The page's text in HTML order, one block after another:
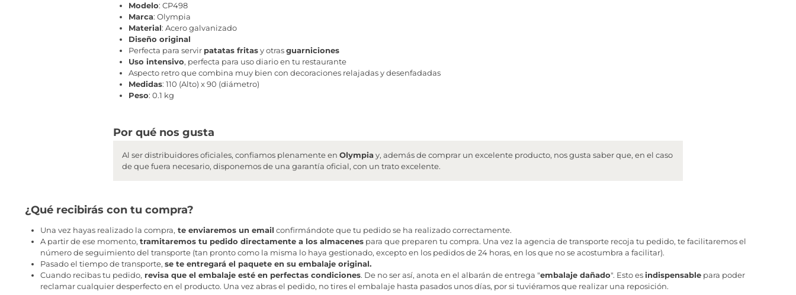
Modelo: CP498
Marca: Olympia
Material: Acero galvanizado
Diseño original
Perfecta para servir patatas fritasy otrasguarniciones
Uso intensivo, perfecta para uso diario en tu restaurante
Aspecto retro que combina muy bien con decoraciones relajadas y desenfadadas
Medidas: 110 (Alto) x 90 (diámetro)
Peso: 0.1 kg
Por qué nos gusta
Al ser distribuidores oficiales, confiamos plenamente en Olympia y, además de comprar un excelente producto, nos gusta saber que, en el caso
de que fuera necesario, disponemos de una garantía oficial, con un trato excelente.
¿Qué recibirás con tu compra?
Una vez hayas realizado la compra, te enviaremos un email confirmándote que tu pedido se ha realizado correctamente.
A partir de ese momento, tramitaremos tu pedido directamente a los almacenespara que preparen tu compra. Una vez la agencia de transporte recoja tu pedido, te facilitaremos el
número de seguimiento del transporte (tan pronto como la misma lo haya gestionado, excepto en los pedidos de 24 horas, en los que no se acostumbra a facilitar).
Pasado el tiempo de transporte, se te entregará el paquete en su embalaje original.
Cuando recibas tu pedido, revisa que el embalaje esté en perfectas condiciones. De no ser así, anota en el albarán de entrega "embalaje dañado". Esto esindispensablepara poder
reclamar cualquier desperfecto en el producto. Una vez abras el pedido, no tires el embalaje hasta pasados unos días, por si tuviéramos que realizar una reposición.